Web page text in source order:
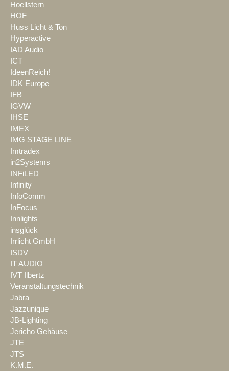
Hoellstern
HOF
Huss Licht & Ton
Hyperactive
IAD Audio
ICT
IdeenReich!
IDK Europe
IFB
IGVW
IHSE
IMEX
IMG STAGE LINE
Imtradex
in2Systems
INFiLED
Infinity
InfoComm
InFocus
Innlights
insglück
Irrlicht GmbH
ISDV
IT AUDIO
IVT Ilbertz
Veranstaltungstechnik
Jabra
Jazzunique
JB-Lighting
Jericho Gehäuse
JTE
JTS
K.M.E.